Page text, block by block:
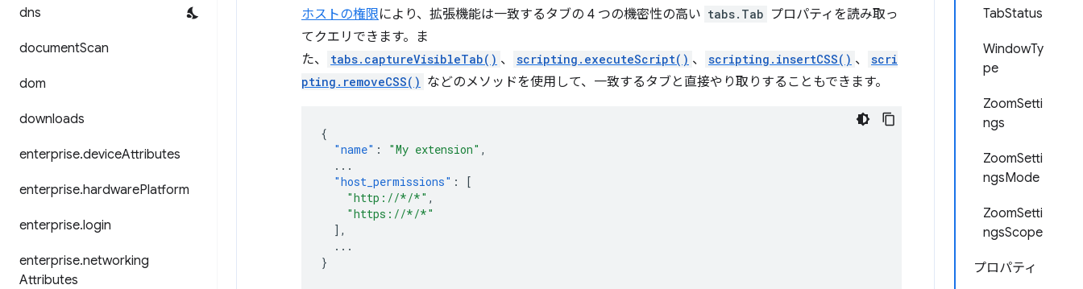
dns
documentScan
dom
downloads
enterprise.deviceAttributes
enterprise.hardwarePlatform
enterprise.login
enterprise.networking
Attributes
TabStatus
WindowTy
pe
ZoomSetti
ngs
ZoomSetti
ngsMode
ZoomSetti
ngsScope
プロパティ
ホストの権限により、拡張機能は一致するタブの 4 つの機密性の高い tabs.Tab プロパティを読み取っ
てクエリできます。ま
た、
tabs.captureVisibleTab() 、 scripting.executeScript() 、 scripting.insertCSS() 、
scri
pting.removeCSS() などのメソッドを使用して、一致するタブと直接やり取りすることもできます。
{
"name" : "My extension" ,
...
"host_permissions" :
[
"http://*/*" ,
"https://*/*"
],
...
}